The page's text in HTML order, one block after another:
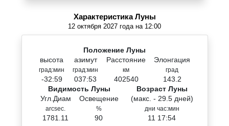
Характеристика Луны
12 октября 2027 года на 12:00
Положение Луны
высота
град:мин
-32:59
азимут
град:мин
037:53
Расстояние
км
402540
Элонгация
град
143.2
Видимость Луны
Угл.Диам
arcsec.
1781.11
Освещение
%
90
Возраст Луны
(макс. - 29.5 дней)
дни час:мин
11 17:54